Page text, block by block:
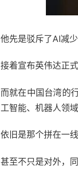
他先是驳斥了AI减
接着宣布英伟达正
而就在中国台湾的
工智能、机器人领
依旧是那个拼在一线
甚至不只是对外，